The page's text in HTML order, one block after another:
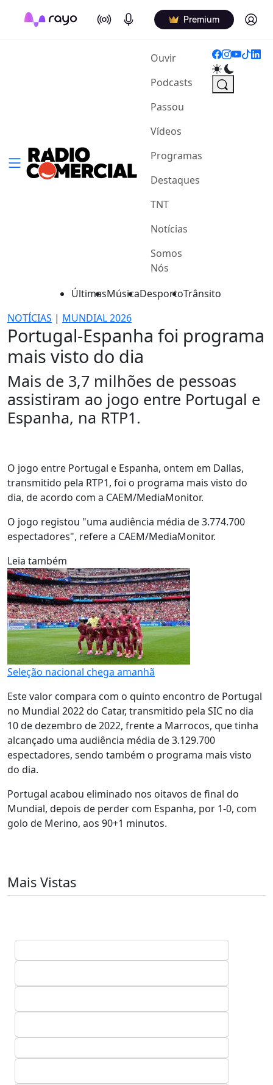
On Air Podcasts Premium Log in
Ouvir(current)
Podcasts
Passou
Vídeos
Programas
Destaques
TNT
Notícias
Somos
Nós
ÚltimasMúsicaDesportoTrânsito
NOTÍCIAS | MUNDIAL 2026
Portugal-Espanha foi programa
mais visto do dia
Mais de 3,7 milhões de pessoas
assistiram ao jogo entre Portugal e
Espanha, na RTP1.
O jogo entre Portugal e Espanha, ontem em Dallas,
transmitido pela RTP1, foi o programa mais visto do
dia, de acordo com a CAEM/MediaMonitor.
O jogo registou "uma audiência média de 3.774.700
espectadores", refere a CAEM/MediaMonitor.
Leia também
Seleção nacional chega amanhã
Este valor compara com o quinto encontro de Portugal
no Mundial 2022 do Catar, transmitido pela SIC no dia
10 de dezembro de 2022, frente a Marrocos, que tinha
alcançado uma audiência média de 3.129.700
espectadores, sendo também o programa mais visto
do dia.
Portugal acabou eliminado nos oitavos de final do
Mundial, depois de perder com Espanha, por 1-0, com
golo de Merino, aos 90+1 minutos.
Mais Vistas